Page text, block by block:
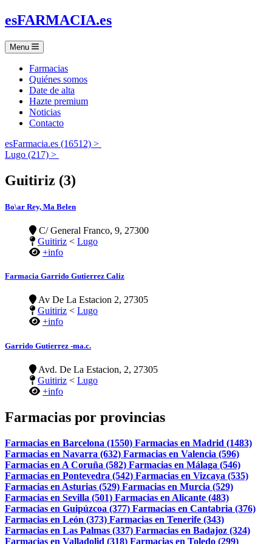
esFARMACIA.es
Menu
Farmacias
Quiénes somos
Date de alta
Hazte premium
Noticias
Contacto
esFarmacia.es (16512) >
Lugo (217) >
Guitiriz (3)
Bo\ar Rey, Ma Belen
C/ General Franco, 9, 27300
Guitiriz < Lugo
+info
Farmacia Garrido Gutierrez Caliz
Av De La Estacion 2, 27305
Guitiriz < Lugo
+info
Garrido Gutierrez -ma.c.
Avd. De La Estacion, 2, 27305
Guitiriz < Lugo
+info
Farmacias por provincias
Farmacias en Barcelona (1550) Farmacias en Madrid (1483)
Farmacias en Navarra (632) Farmacias en Valencia (596)
Farmacias en A Coruña (582) Farmacias en Málaga (546)
Farmacias en Pontevedra (542) Farmacias en Vizcaya (535)
Farmacias en Asturias (529) Farmacias en Murcia (529)
Farmacias en Sevilla (501) Farmacias en Alicante (483)
Farmacias en Guipúzcoa (377) Farmacias en Cantabria (376)
Farmacias en León (373) Farmacias en Tenerife (343)
Farmacias en Las Palmas (337) Farmacias en Badajoz (324)
Farmacias en Valladolid (318) Farmacias en Toledo (299)